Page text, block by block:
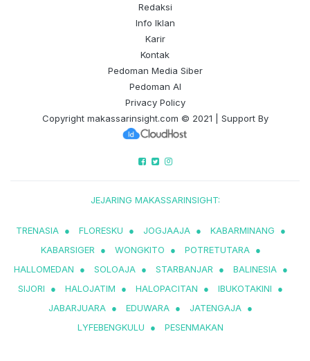
Redaksi
Info Iklan
Karir
Kontak
Pedoman Media Siber
Pedoman AI
Privacy Policy
Copyright makassarinsight.com © 2021 | Support By
JEJARING MAKASSARINSIGHT:
TRENASIA ● FLORESKU ● JOGJAAJA ● KABARMINANG
●
KABARSIGER
● WONGKITO ● POTRETUTARA ●
HALLOMEDAN
● SOLOAJA ● STARBANJAR ● BALINESIA ●
SIJORI
● HALOJATIM ● HALOPACITAN ● IBUKOTAKINI
●
JABARJUARA ● EDUWARA ● JATENGAJA ●
LYFEBENGKULU
● PESENMAKAN